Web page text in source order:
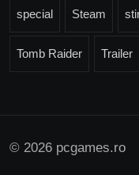
special Steam
Tomb Raider Trailer
© 2026 pcgames.ro